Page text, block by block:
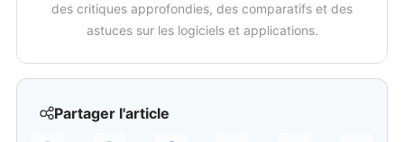
Partager l'article
des critiques approfondies, des comparatifs et des
astuces sur les logiciels et applications.